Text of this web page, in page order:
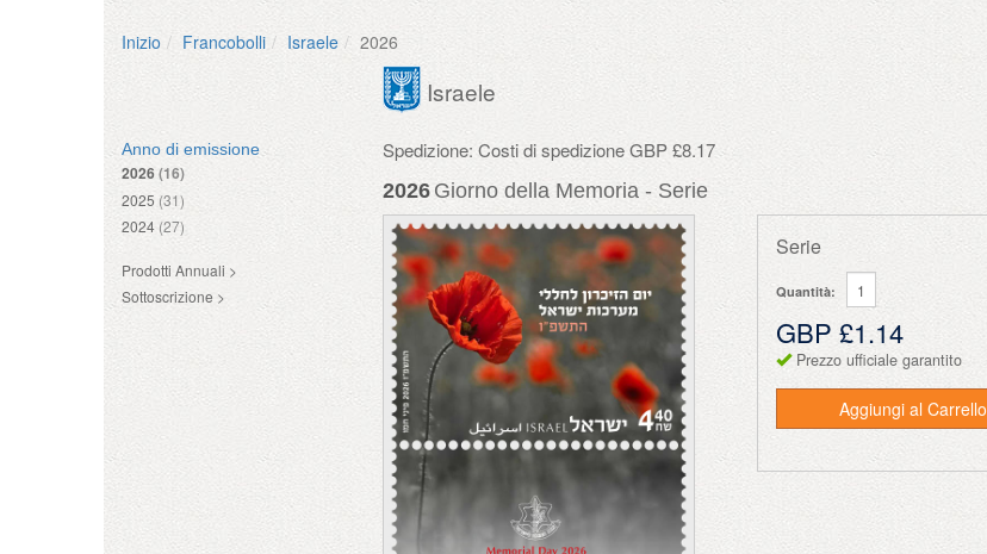
Inizio Francobolli Israele 2026
Anno di emissione
2026(16)
2025 (31)
2024 (27)
Prodotti Annuali >
Sottoscrizione >
Israele
Spedizione: Costi di spedizione GBP £8.17
2026 Giorno della Memoria - Serie
Serie
Quantità:
GBP £1.14
Prezzo ufficiale garantito
Aggiungi al Carrello